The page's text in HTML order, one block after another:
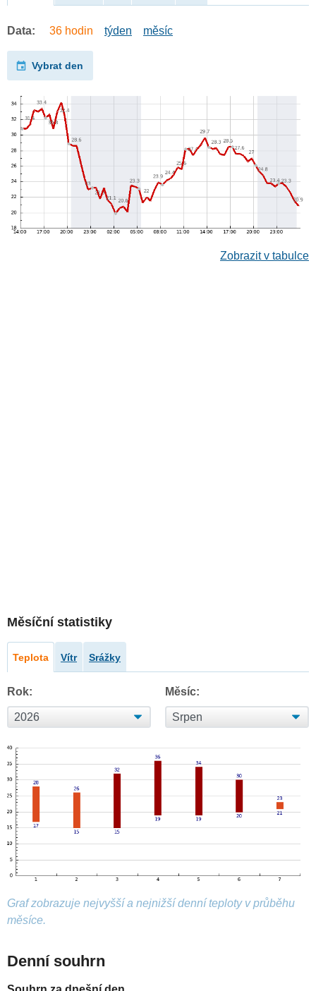
Data: 36 hodin týden měsíc
Vybrat den
Zobrazit v tabulce
Měsíční statistiky
Teplota Vítr Srážky
Rok: Měsíc:
Graf zobrazuje nejvyšší a nejnižší denní teploty v průběhu
měsíce.
Denní souhrn